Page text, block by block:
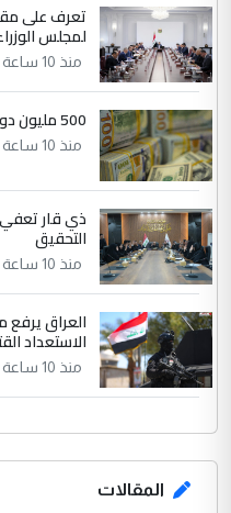
الموضوع :
بين
الرافدين تعاني الجفاف
تعرف على
لمجلس
منذ 10 ساعة
500 مليون دولار جديدة تصل العراق من الفيدرالي
منذ 10 ساعة
ذي قار
التحقيق
منذ 10 ساعة
العراق يرفع
الاستعداد
منذ 10 ساعة
المقالات